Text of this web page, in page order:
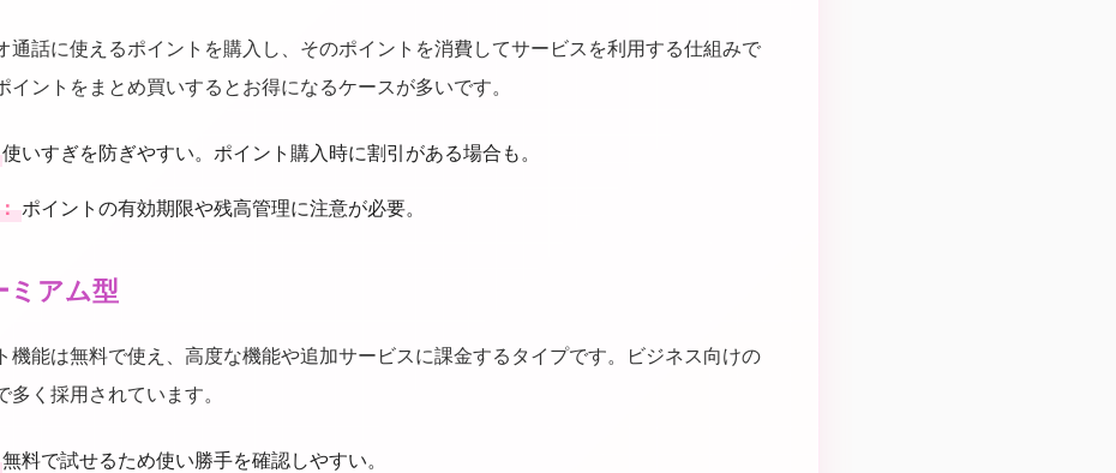
通話に使えるポイントを購入し、そのポイントを消費してサービスを利用する仕組みで
イントをまとめ買いするとお得になるケースが多いです。
使いすぎを防ぎやすい。ポイント購入時に割引がある場合も。
ポイントの有効期限や残高管理に注意が必要。
ミアム型
機能は無料で使え、高度な機能や追加サービスに課金するタイプです。ビジネス向けの
く採用されています。
無料で試せるため使い勝手を確認しやすい。